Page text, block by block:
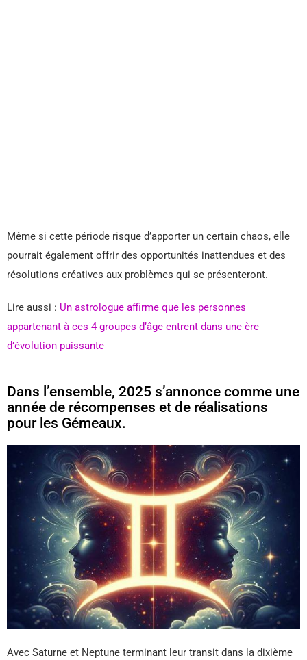
Même si cette période risque d’apporter un certain chaos, elle
pourrait également offrir des opportunités inattendues et des
résolutions créatives aux problèmes qui se présenteront.
Lire aussi : Un astrologue affirme que les personnes
appartenant à ces 4 groupes d’âge entrent dans une ère
d’évolution puissante
Dans l’ensemble, 2025 s’annonce comme une
année de récompenses et de réalisations
pour les Gémeaux.
Avec Saturne et Neptune terminant leur transit dans la dixième